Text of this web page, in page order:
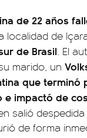
de 22 años
localidad de
de Brasil. El
marido, un
que terminó
e impactó de
salió
de forma